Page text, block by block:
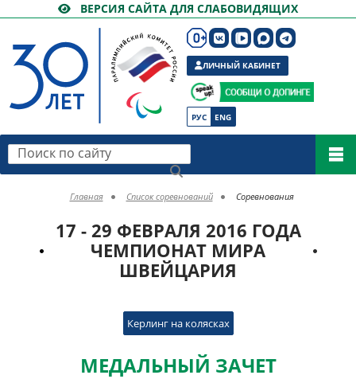
ВЕРСИЯ САЙТА ДЛЯ СЛАБОВИДЯЩИХ
РУС ENG
ЛИЧНЫЙ КАБИНЕТ
Поиск по сайту
Главная Список соревнований Соревнования
17 - 29 ФЕВРАЛЯ 2016 ГОДА
ЧЕМПИОНАТ МИРА
ШВЕЙЦАРИЯ
Керлинг на колясках
МЕДАЛЬНЫЙ ЗАЧЕТ